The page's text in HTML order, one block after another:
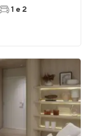
1 e 2